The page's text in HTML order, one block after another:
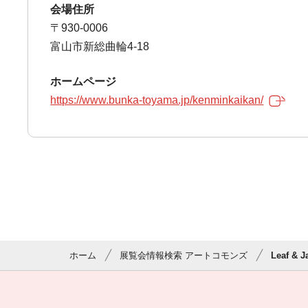
会場住所
〒930-0006
富山市新総曲輪4-18
ホームページ
https://www.bunka-toyama.jp/kenminkaikan/
ホーム 展覧会情報検索 アートコモンズ Leaf &